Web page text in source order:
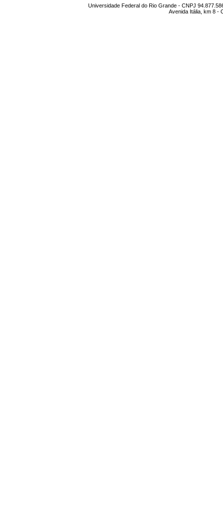
Universidade Federal do Rio Grande - CNPJ
Avenida Itália, km 8 -